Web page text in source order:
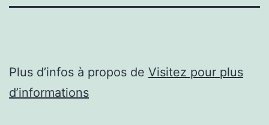
Plus d’infos à propos de Visitez pour plus
d’informations